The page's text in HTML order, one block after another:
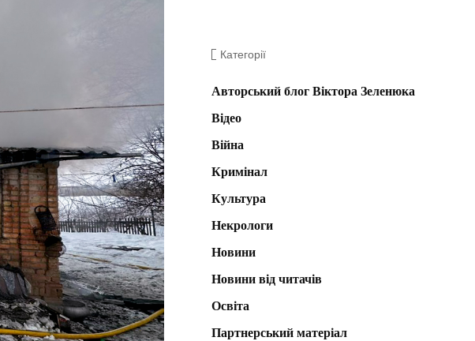
Категорії
Авторський блог Віктора Зеленюка
Відео
Війна
Кримінал
Культура
Некрологи
Новини
Новини від читачів
Освіта
Партнерський матеріал